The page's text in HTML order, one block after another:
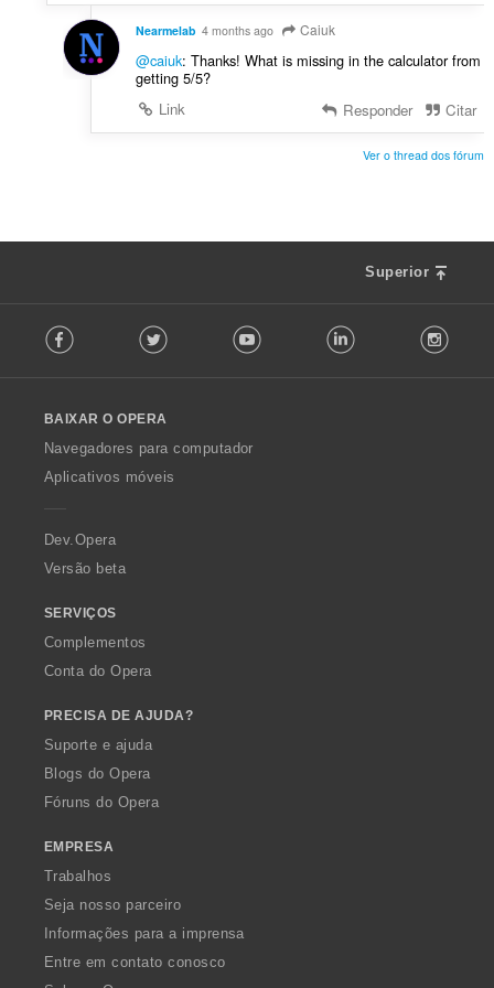
ç
õ
e
s
:
f
c
a
ç
õ
Nearmelab 4 months ago Caiuk
@caiuk: Thanks! What is missing in the calculator from
getting 5/5?
Link
Responder Citar
Ver o thread dos fórum
Superior
o
w
O
p
a
Facebook Twitter Youtube LinkedIn
BAIXAR O OPERA
Navegadores para computador
Aplicativos móveis
Dev.Opera
Versão beta
SERVIÇOS
Complementos
Conta do Opera
PRECISA DE AJUDA?
Suporte e ajuda
Blogs do Opera
Fóruns do Opera
EMPRESA
Trabalhos
Seja nosso parceiro
Informações para a imprensa
Entre em contato conosco